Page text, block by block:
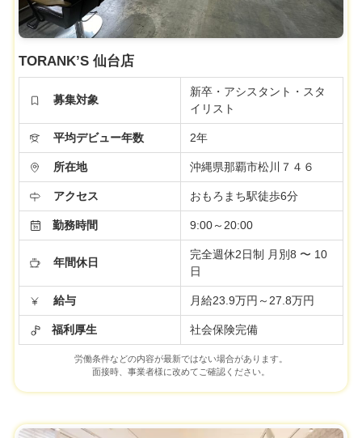
TORANK’S 仙台店
募集対象
新卒・アシスタント・スタ
イリスト
平均デビュー年数 2年
所在地 沖縄県那覇市松川７４６
アクセス おもろまち駅徒歩6分
勤務時間 9:00～20:00
年間休日
完全週休2日制 月別8 〜 10
日
給与 月給23.9万円～27.8万円
福利厚生 社会保険完備
労働条件などの内容が最新ではない場合があります。
面接時、事業者様に改めてご確認ください。